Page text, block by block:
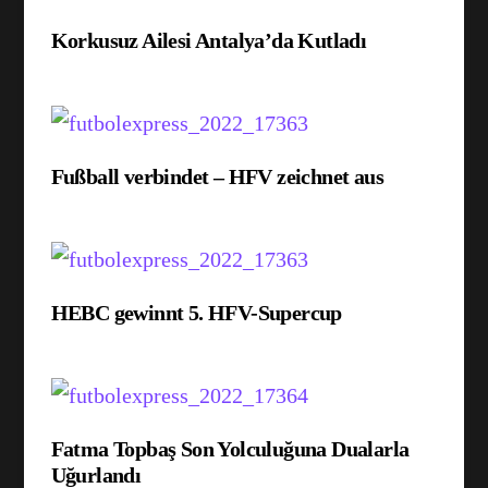
Korkusuz Ailesi Antalya’da Kutladı
Fußball verbindet – HFV zeichnet aus
HEBC gewinnt 5. HFV-Supercup
Fatma Topbaş Son Yolculuğuna Dualarla
Uğurlandı